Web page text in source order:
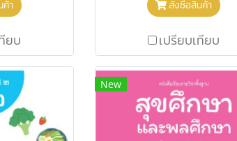
า
ยบ
สั่งซื้อสินค้า
เปรียบเทียบ
New